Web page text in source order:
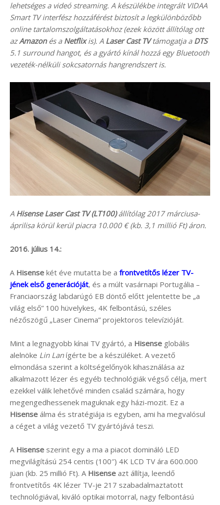
lehetséges a videó streaming. A készülékbe integrált VIDAA
Smart TV interfész hozzáférést biztosít a legkülönbözőbb
online tartalomszolgáltatásokhoz (ezek között állítólag ott
azAmazonés a Netflixis). A Laser Cast TVtámogatja a DTS
5.1 surround hangot, és a gyártó kínál hozzá egy Bluetooth
vezeték-nélküli sokcsatornás hangrendszert is.
A Hisense Laser Cast TV (LT100)állítólag 2017 márciusa-
áprilisa körül kerül piacra 10.000 € (kb. 3,1 millió Ft) áron.
2016. július 14.:
A Hisense két éve mutatta be a frontvetítős lézer TV-
jének első generációját, és a múlt vasárnapi Portugália –
Franciaország labdarúgó EB döntő előtt jelentette be „a
világ első” 100 hüvelykes, 4K felbontású, széles
nézőszögű „Laser Cinema” projektoros televízióját.
Mint a legnagyobb kínai TV gyártó, a Hisense globális
alelnöke Lin Lanígérte be a készüléket. A vezető
elmondása szerint a költségelőnyök kihasználása az
alkalmazott lézer és egyéb technológiák végső célja, mert
ezekkel válik lehetővé minden család számára, hogy
megengedhessenek maguknak egy házi-mozit. Ez a
Hisense álma és stratégiája is egyben, ami ha megvalósul
a céget a világ vezető TV gyártójává teszi.
A Hisense szerint egy a ma a piacot domináló LED
megvilágítású 254 centis (100″) 4K LCD TV ára 600.000
jüan (kb. 25 millió Ft). A Hisense azt állítja, leendő
frontvetítős 4K lézer TV-je 217 szabadalmaztatott
technológiával, kiváló optikai motorral, nagy felbontású